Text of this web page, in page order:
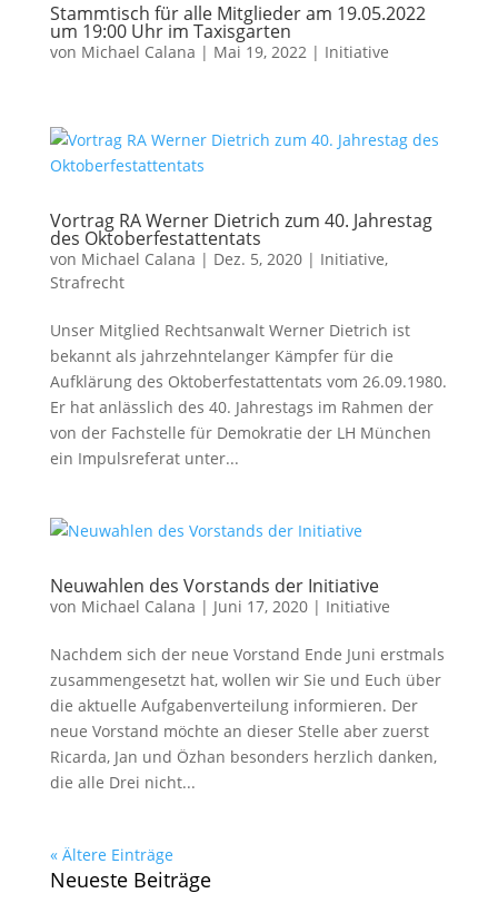
Stammtisch für alle Mitglieder am 19.05.2022
um 19:00 Uhr im Taxisgarten
von Michael Calana | Mai 19, 2022| Initiative
Vortrag RA Werner Dietrich zum 40. Jahrestag
des Oktoberfestattentats
von Michael Calana | Dez. 5, 2020| Initiative,
Strafrecht
Unser Mitglied Rechtsanwalt Werner Dietrich ist
bekannt als jahrzehntelanger Kämpfer für die
Aufklärung des Oktoberfestattentats vom 26.09.1980.
Er hat anlässlich des 40. Jahrestags im Rahmen der
von der Fachstelle für Demokratie der LH München
ein Impulsreferat unter...
Neuwahlen des Vorstands der Initiative
von Michael Calana | Juni 17, 2020| Initiative
Nachdem sich der neue Vorstand Ende Juni erstmals
zusammengesetzt hat, wollen wir Sie und Euch über
die aktuelle Aufgabenverteilung informieren. Der
neue Vorstand möchte an dieser Stelle aber zuerst
Ricarda, Jan und Özhan besonders herzlich danken,
die alle Drei nicht...
« Ältere Einträge
Neueste Beiträge